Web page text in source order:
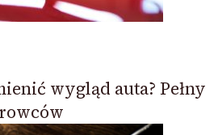
wygląd auta? Pełny